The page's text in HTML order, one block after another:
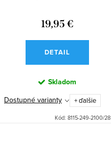
19,95 €
DETAIL
Skladom
Dostupné varianty + ďalšie
Kód: 8115-249-2100/28